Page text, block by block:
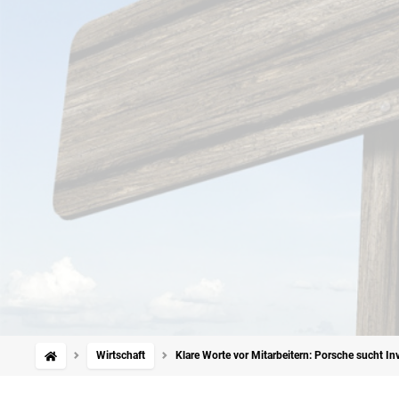
Wirtschaft Klare Worte vor Mitarbeitern: Porsche sucht